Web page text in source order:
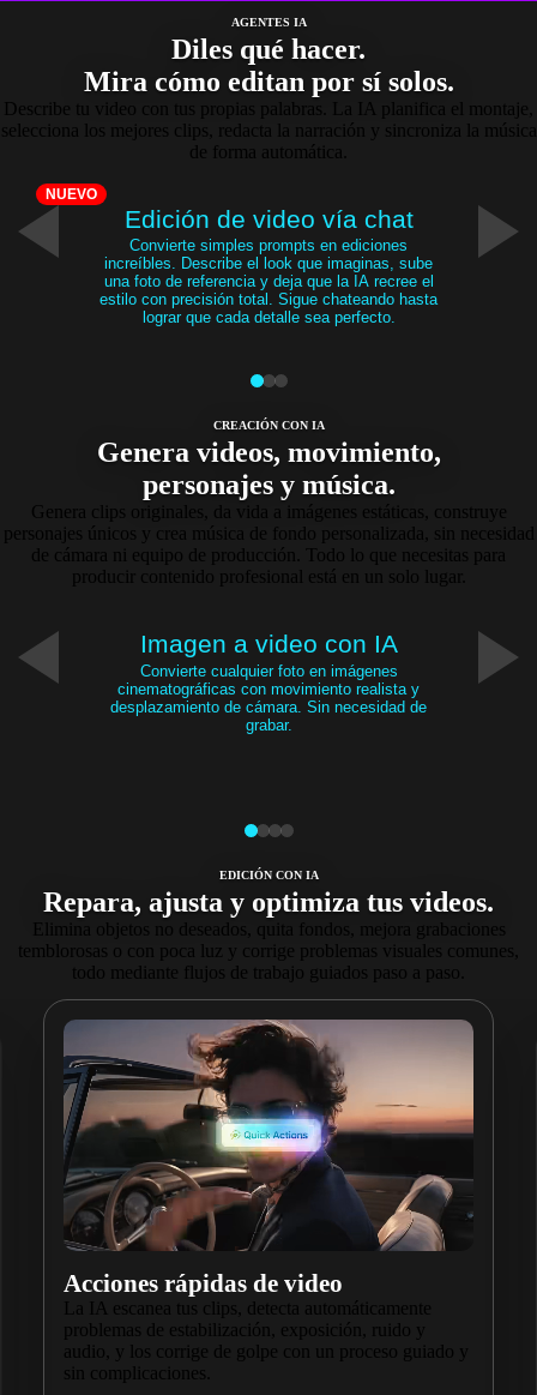
AGENTES IA
Diles qué hacer.
Mira cómo editan por sí solos.
Describe tu video con tus propias palabras. La IA planifica el montaje,
selecciona los mejores clips, redacta la narración y sincroniza la música
de forma automática.
NUEVO
Edición de video vía chat
Convierte simples prompts en ediciones
increíbles. Describe el look que imaginas, sube
una foto de referencia y deja que la IA recree el
estilo con precisión total. Sigue chateando hasta
lograr que cada detalle sea perfecto.
CREACIÓN CON IA
Genera videos, movimiento,
personajes y música.
Genera clips originales, da vida a imágenes estáticas, construye
personajes únicos y crea música de fondo personalizada, sin necesidad
de cámara ni equipo de producción. Todo lo que necesitas para
producir contenido profesional está en un solo lugar.
Imagen a video con IA
Convierte cualquier foto en imágenes
cinematográficas con movimiento realista y
desplazamiento de cámara. Sin necesidad de
grabar.
EDICIÓN CON IA
Repara, ajusta y optimiza tus videos.
Elimina objetos no deseados, quita fondos, mejora grabaciones
temblorosas o con poca luz y corrige problemas visuales comunes,
todo mediante flujos de trabajo guiados paso a paso.
Acciones rápidas de video
La IA escanea tus clips, detecta automáticamente
problemas de estabilización, exposición, ruido y
audio, y los corrige de golpe con un proceso guiado y
sin complicaciones.